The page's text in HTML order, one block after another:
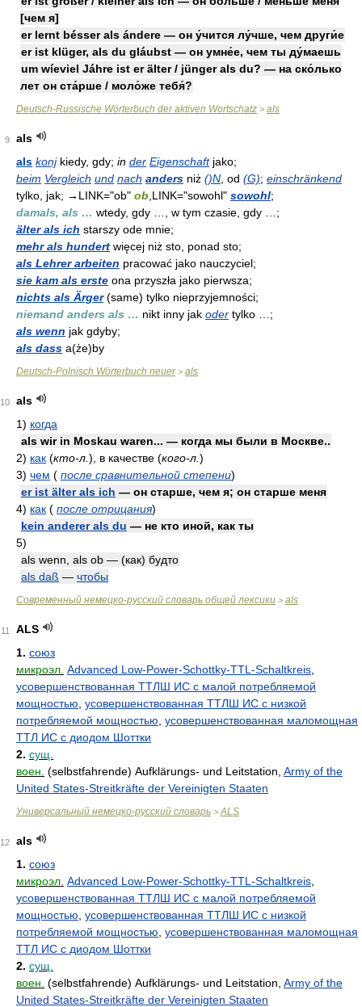
[чем я]
er lernt bésser als ándere — он у́чится лу́чше, чем други́е
er ist klüger, als du gláubst — он умне́е, чем ты ду́маешь
um wíeviel Jáhre ist er älter / jünger als du? — на ско́лько
лет он ста́рше / моло́же тебя́?
Deutsch-Russische Wörterbuch der aktiven Wortschatz > als
9
als
als konjkiedy, gdy; in der Eigenschaftjako;
beim Vergleich und nach anders niż ()N , od (G); einschränkend
tylko, jak; → LINK="ob" ob ,LINK="sowohl" sowohl;
damals, als … wtedy, gdy …, w tym czasie, gdy …;
älter als ich starszy ode mnie;
mehr als hundert więcej niż sto, ponad sto;
als Lehrer arbeiten pracować jako nauczyciel;
sie kam als erste ona przyszła jako pierwsza;
nichts als Ärger(same) tylko nieprzyjemności;
niemand anders als … nikt inny jak oder tylko …;
als wenn jak gdyby;
als dass a(że)by
Deutsch-Polnisch Wörterbuch neuer> als
10
als
1) когда
als wir in Moskau waren... — когда мы были в Москве..
2) как (кто-л. ) , в качестве (кого-л. )
3) чем ( после сравнительной степени)
er ist älter als ich — он старше, чем я; он старше меня
4) как ( после отрицания)
kein anderer als du — не кто иной, как ты
5)
als wenn, als ob — (как) будто
als daß — чтобы
Современный немецко-русский словарь общей лексики > als
11
ALS
1. союз
микроэл. Advanced Low-Power-Schottky-TTL-Schaltkreis
усовершенствованная ТТЛШ ИС с малой потребляемой
мощностью усовершенствованная ТТЛШ ИС с низкой
потребляемой мощностью усовершенствованная маломощная
ТТЛ ИС с диодом Шоттки
2. сущ.
воен. (selbstfahrende) Aufklärungs- und Leitstation, Army of the
United States-Streitkräfte der Vereinigten Staaten
Универсальный немецко-русский словарь > ALS
12
als
1. союз
микроэл. Advanced Low-Power-Schottky-TTL-Schaltkreis
усовершенствованная ТТЛШ ИС с малой потребляемой
мощностью усовершенствованная ТТЛШ ИС с низкой
потребляемой мощностью усовершенствованная маломощная
ТТЛ ИС с диодом Шоттки
2. сущ.
воен. (selbstfahrende) Aufklärungs- und Leitstation, Army of the
United States-Streitkräfte der Vereinigten Staaten